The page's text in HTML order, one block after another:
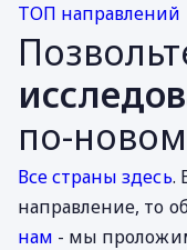
ТОП направлений
по-
Все страны здесь.
направление, то
нам - мы